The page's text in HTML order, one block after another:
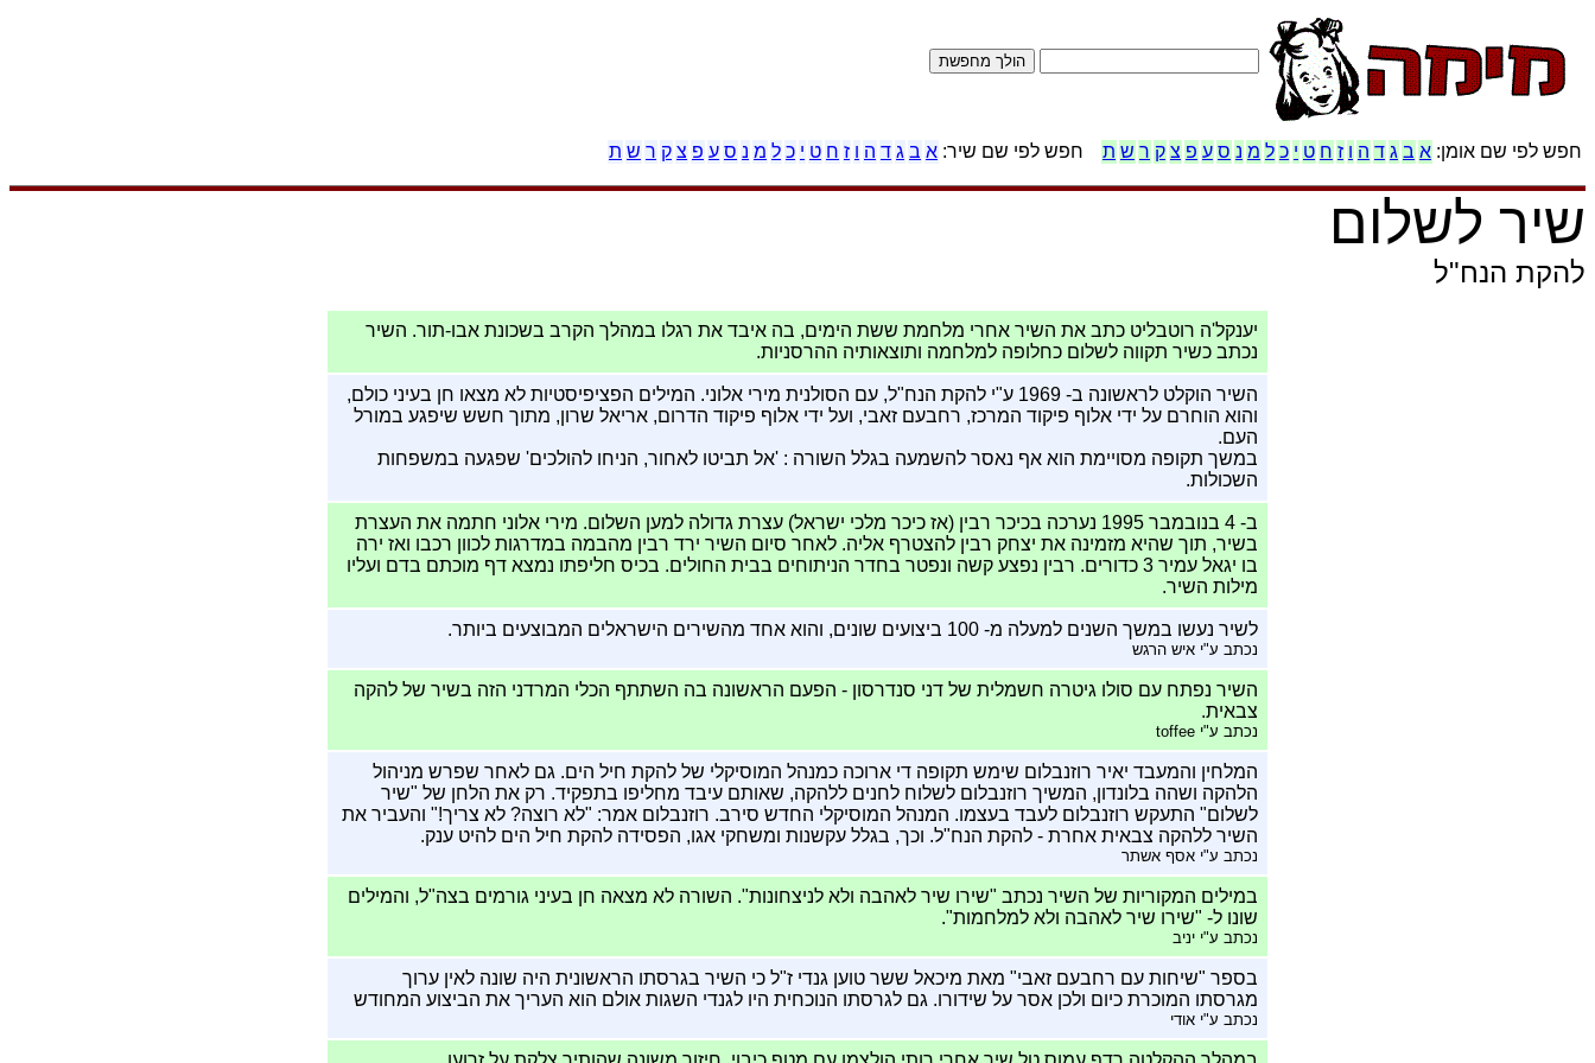
חפש לפי שם אומן: א ב ג ד ה ו ז ח ט י כ ל מ נ ס ע פ צ ק ר ש ת חפש לפי שם שיר: א ב ג ד ה ו ז ח ט י כ ל מ נ ס ע פ צ ק ר ש ת
שיר לשלום
להקת הנח"ל
יענקל'ה רוטבליט כתב את השיר אחרי מלחמת ששת הימים, בה איבד את רגלו במהלך הקרב בשכונת אבו-תור. השיר
נכתב כשיר תקווה לשלום כחלופה למלחמה ותוצאותיה ההרסניות.
השיר הוקלט לראשונה ב- 1969 ע"י להקת הנח"ל, עם הסולנית מירי אלוני. המילים הפציפיסטיות לא מצאו חן בעיני כולם,
והוא הוחרם על ידי אלוף פיקוד המרכז, רחבעם זאבי, ועל ידי אלוף פיקוד הדרום, אריאל שרון, מתוך חשש שיפגע במורל
העם.
במשך תקופה מסויימת הוא אף נאסר להשמעה בגלל השורה : 'אל תביטו לאחור, הניחו להולכים' שפגעה במשפחות
השכולות.
ב- 4 בנובמבר 1995 נערכה בכיכר רבין (אז כיכר מלכי ישראל) עצרת גדולה למען השלום. מירי אלוני חתמה את העצרת
בשיר, תוך שהיא מזמינה את יצחק רבין להצטרף אליה. לאחר סיום השיר ירד רבין מהבמה במדרגות לכוון רכבו ואז ירה
בו יגאל עמיר 3 כדורים. רבין נפצע קשה ונפטר בחדר הניתוחים בבית החולים. בכיס חליפתו נמצא דף מוכתם בדם ועליו
מילות השיר.
לשיר נעשו במשך השנים למעלה מ- 100 ביצועים שונים, והוא אחד מהשירים הישראלים המבוצעים ביותר.
נכתב ע"י איש הרגש
השיר נפתח עם סולו גיטרה חשמלית של דני סנדרסון - הפעם הראשונה בה השתתף הכלי המרדני הזה בשיר של להקה
צבאית.
נכתב ע"י toffee
המלחין והמעבד יאיר רוזנבלום שימש תקופה די ארוכה כמנהל המוסיקלי של להקת חיל הים. גם לאחר שפרש מניהול
הלהקה ושהה בלונדון, המשיך רוזנבלום לשלוח לחנים ללהקה, שאותם עיבד מחליפו בתפקיד. רק את הלחן של "שיר
לשלום" התעקש רוזנבלום לעבד בעצמו. המנהל המוסיקלי החדש סירב. רוזנבלום אמר: "לא רוצה? לא צריך!" והעביר את
השיר ללהקה צבאית אחרת - להקת הנח"ל. וכך, בגלל עקשנות ומשחקי אגו, הפסידה להקת חיל הים להיט ענק.
נכתב ע"י אסף אשתר
במילים המקוריות של השיר נכתב "שירו שיר לאהבה ולא לניצחונות". השורה לא מצאה חן בעיני גורמים בצה"ל, והמילים
שונו ל- "שירו שיר לאהבה ולא למלחמות".
נכתב ע"י יניב
בספר "שיחות עם רחבעם זאבי" מאת מיכאל ששר טוען גנדי ז"ל כי השיר בגרסתו הראשונית היה שונה לאין ערוך
מגרסתו המוכרת כיום ולכן אסר על שידורו. גם לגרסתו הנוכחית היו לגנדי השגות אולם הוא העריך את הביצוע המחודש
נכתב ע"י אודי